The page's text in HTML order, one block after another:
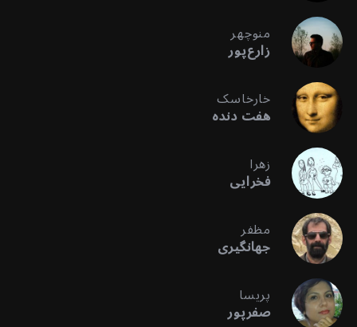
منوچهر
زارع‌پور
خارخاسک
هفت دنده
زهرا
فخرایی
مظفر
جهانگیری
پریسا
صفرپور